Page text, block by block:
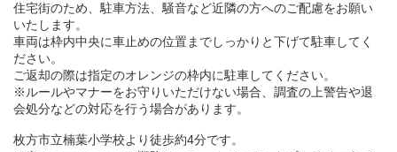
住宅街のため、駐車方法、騒音など近隣の方へのご配慮をお願い
いたします。
車両は枠内中央に車止めの位置までしっかりと下げて駐車してく
ださい。
ご返却の際は指定のオレンジの枠内に駐車してください。
※ルールやマナーをお守りいただけない場合、調査の上警告や退
会処分などの対応を行う場合があります。
枚方市立楠葉小学校より徒歩約4分です。